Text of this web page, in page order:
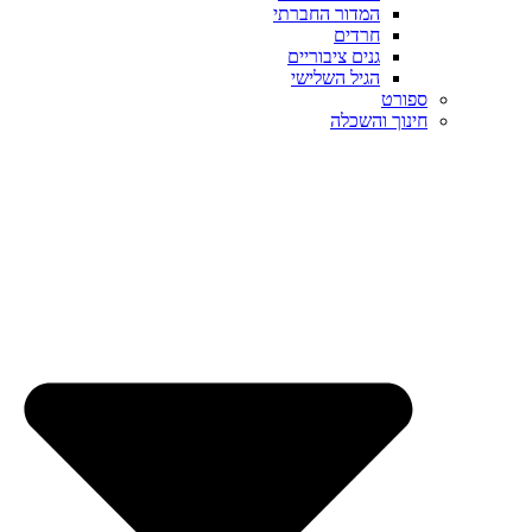
המדור החברתי
חרדים
גנים ציבוריים
הגיל השלישי
ספורט
חינוך והשכלה